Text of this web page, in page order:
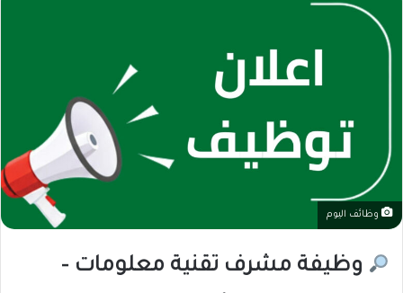
وظائف اليوم
وظيفة مشرف تقنية معلومات –